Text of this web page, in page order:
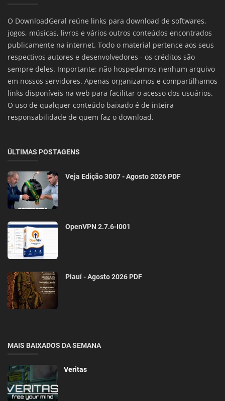
O DownloadGeral reúne links para download de softwares,
jogos, músicas, livros e vários outros conteúdos encontrados
publicamente na internet. Todo o material pertence aos seus
respectivos autores e desenvolvedores - os créditos são
sempre deles. Importante: não hospedamos nenhum arquivo
em nossos servidores. Apenas organizamos e compartilhamos
links disponíveis na web para facilitar o acesso dos usuários.
O uso de qualquer conteúdo baixado é de inteira
responsabilidade de quem faz o download.
ÚLTIMAS POSTAGENS
Veja Edição 3007 - Agosto 2026 PDF
OpenVPN 2.7.6-I001
Piauí - Agosto 2026 PDF
MAIS BAIXADOS DA SEMANA
Veritas